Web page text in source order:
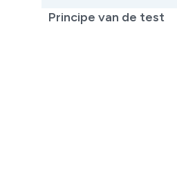
Principe van de test